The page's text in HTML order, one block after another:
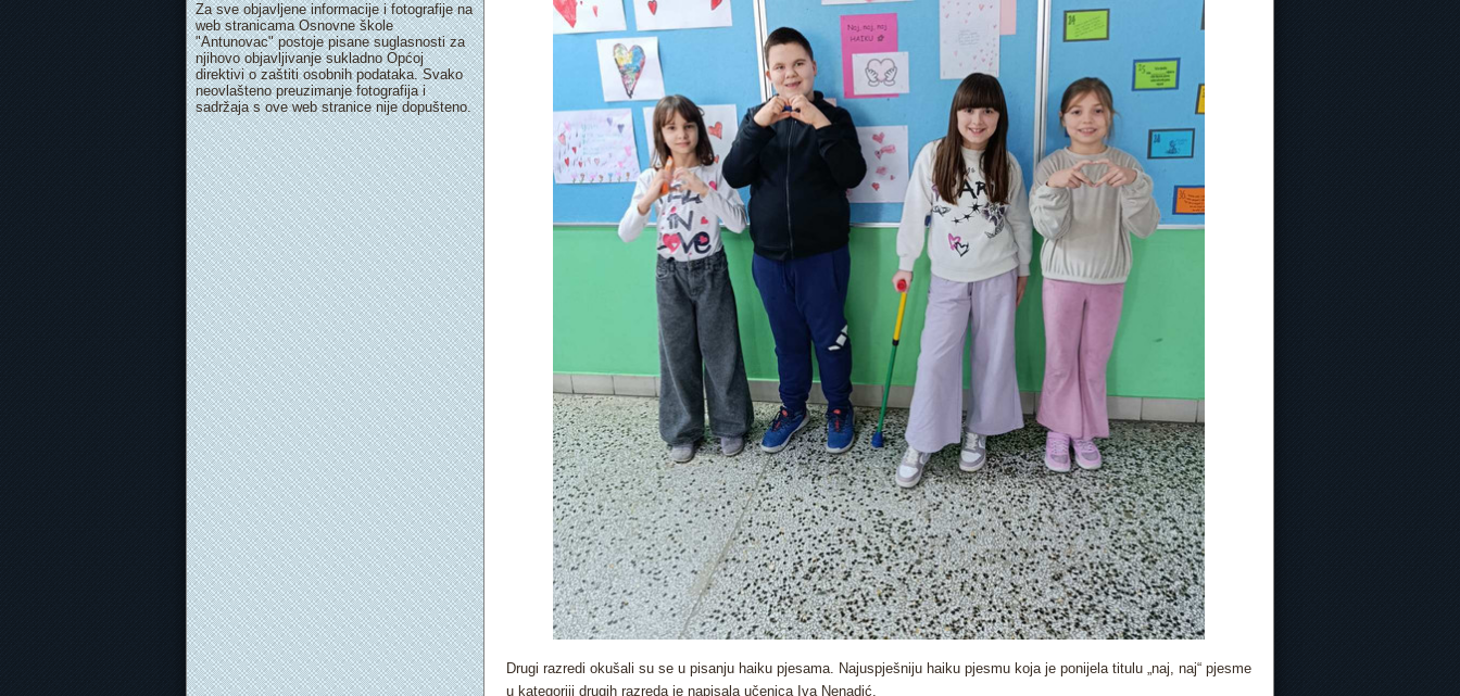
Za sve objavljene informacije i fotografije na
web stranicama Osnovne škole
"Antunovac" postoje pisane suglasnosti za
njihovo objavljivanje sukladno Općoj
direktivi o zaštiti osobnih podataka. Svako
neovlašteno preuzimanje fotografija i
sadržaja s ove web stranice nije dopušteno.
Drugi razredi okušali su se u pisanju haiku pjesama. Najuspješniju haiku pjesmu koja je ponijela titulu „naj, naj“ pjesme
u kategoriji drugih razreda je napisala učenica Iva Nenadić.